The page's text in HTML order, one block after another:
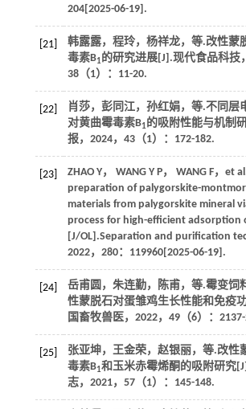
204[2025-06-19].
[21] 韩露露，程玲，杨祥龙， 等.改性蒙
毒素B1 的研究进展[J].现代食品科技，
38（1）：11-20.
[22] 肖莎，彭同江，孙红娟， 等.不同层
对黄曲霉毒素B1 的吸附性能与机制
报， 2024， 43（1）：172-182.
[23] ZHAO Y， WANG Y P， WANG F， et al
preparation of palygorskite-
materials from palygorskite mineral
process for high-efficient adsorption
[J/OL].Separation and purification
2022， 280：119960[2025-06-19].
[24] 岳甫圆，朱连勤，陈甫， 等.霉变饲
性蒙脱石对蛋雏鸡生长性能和免疫
国畜牧兽医， 2022， 49（6）：
[25] 张亚坤，王金荣，赵银丽， 等.改性
毒素B1和玉米赤霉烯酮的吸附研究
志， 2021， 57（1）：145-148.